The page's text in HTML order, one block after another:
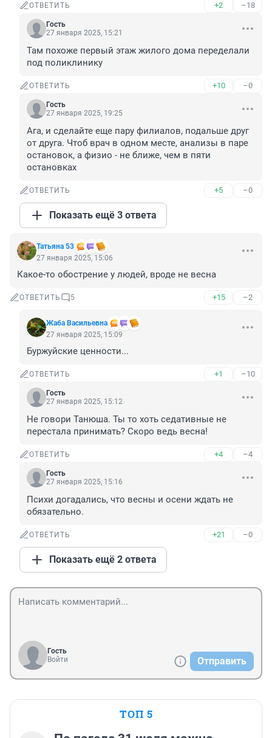
ОТВЕТИТЬ +2 –18
Гость
27 января 2025, 15:21
Там похоже первый этаж жилого дома переделали
под поликлинику
ОТВЕТИТЬ +10 –0
Гость
27 января 2025, 19:25
Ага, и сделайте еще пару филиалов, подальше друг
от друга. Чтоб врач в одном месте, анализы в паре
остановок, а физио - не ближе, чем в пяти
остановках
ОТВЕТИТЬ +5 –0
Показать ещё 3 ответа
Татьяна 53
27 января 2025, 15:06
Какое-то обострение у людей, вроде не весна
ОТВЕТИТЬ 5 +15 –2
Жаба Васильевна
27 января 2025, 15:09
Буржуйские ценности...
ОТВЕТИТЬ +1 –10
Гость
27 января 2025, 15:12
Не говори Танюша. Ты то хоть седативные не
перестала принимать? Скоро ведь весна!
ОТВЕТИТЬ +4 –4
Гость
27 января 2025, 15:16
Психи догадались, что весны и осени ждать не
обязательно.
ОТВЕТИТЬ +21 –0
Показать ещё 2 ответа
Гость
Войти
Отправить
ТОП 5